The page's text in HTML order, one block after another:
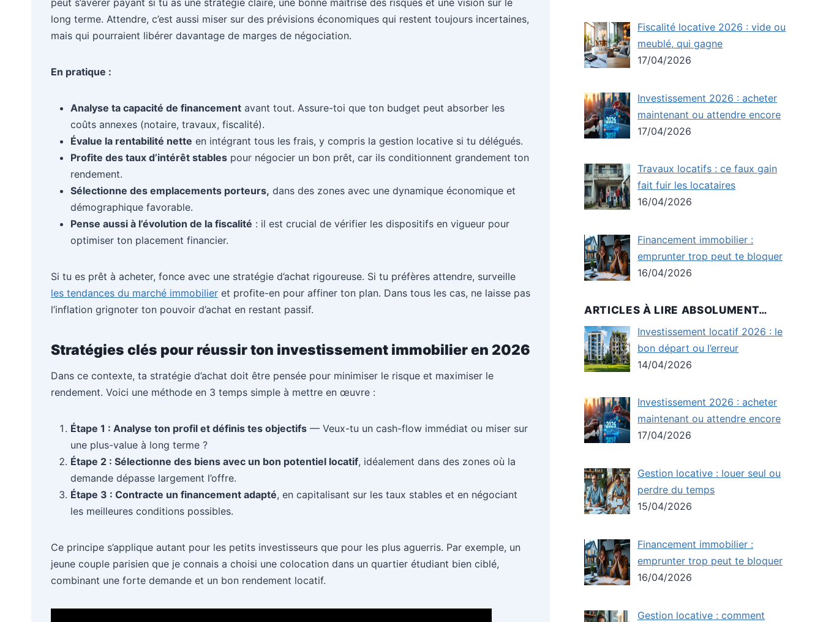
peut s’avérer payant si tu as une stratégie claire, une bonne maîtrise des risques et une vision sur le
long terme. Attendre, c’est aussi miser sur des prévisions économiques qui restent toujours incertaines,
mais qui pourraient libérer davantage de marges de négociation.
En pratique :
Analyse ta capacité de financement avant tout. Assure-toi que ton budget peut absorber les
coûts annexes (notaire, travaux, fiscalité).
Évalue la rentabilité nette en intégrant tous les frais, y compris la gestion locative si tu délégués.
Profite des taux d’intérêt stables pour négocier un bon prêt, car ils conditionnent grandement ton
rendement.
Sélectionne des emplacements porteurs, dans des zones avec une dynamique économique et
démographique favorable.
Pense aussi à l’évolution de la fiscalité : il est crucial de vérifier les dispositifs en vigueur pour
optimiser ton placement financier.
Si tu es prêt à acheter, fonce avec une stratégie d’achat rigoureuse. Si tu préfères attendre, surveille
les tendances du marché immobilier et profite-en pour affiner ton plan. Dans tous les cas, ne laisse pas
l’inflation grignoter ton pouvoir d’achat en restant passif.
Stratégies clés pour réussir ton investissement immobilier en 2026
Dans ce contexte, ta stratégie d’achat doit être pensée pour minimiser le risque et maximiser le
rendement. Voici une méthode en 3 temps simple à mettre en œuvre :
Étape 1 : Analyse ton profil et définis tes objectifs — Veux-tu un cash-flow immédiat ou miser sur
une plus-value à long terme ?
Étape 2 : Sélectionne des biens avec un bon potentiel locatif, idéalement dans des zones où la
demande dépasse largement l’offre.
Étape 3 : Contracte un financement adapté, en capitalisant sur les taux stables et en négociant
les meilleures conditions possibles.
Ce principe s’applique autant pour les petits investisseurs que pour les plus aguerris. Par exemple, un
jeune couple parisien que je connais a choisi une colocation dans un quartier étudiant bien ciblé,
combinant une forte demande et un bon rendement locatif.
Fiscalité locative 2026 : vide ou
meublé, qui gagne
17/04/2026
Investissement 2026 : acheter
maintenant ou attendre encore
17/04/2026
Travaux locatifs : ce faux gain
fait fuir les locataires
16/04/2026
Financement immobilier :
emprunter trop peut te bloquer
16/04/2026
ARTICLES À LIRE ABSOLUMENT…
Investissement locatif 2026 : le
bon départ ou l’erreur
14/04/2026
Investissement 2026 : acheter
maintenant ou attendre encore
17/04/2026
Gestion locative : louer seul ou
perdre du temps
15/04/2026
Financement immobilier :
emprunter trop peut te bloquer
16/04/2026
Gestion locative : comment